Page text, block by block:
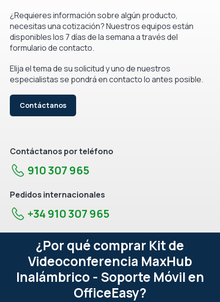
¿Requieres información sobre algún producto,
necesitas una cotización? Nuestros equipos están
disponibles los 7 días de la semana a través del
formulario de contacto.
Elija el tema de su solicitud y uno de nuestros
especialistas se pondrá en contacto lo antes posible.
Contáctanos
Contáctanos por teléfono
910 307 965
Pedidos internacionales
+34 910 307 965
¿Por qué comprar Kit de
Videoconferencia MaxHub
Inalámbrico - Soporte Móvil en
OfficeEasy?